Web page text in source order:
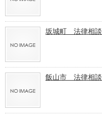
坂城町 法律相談
飯山市 法律相談